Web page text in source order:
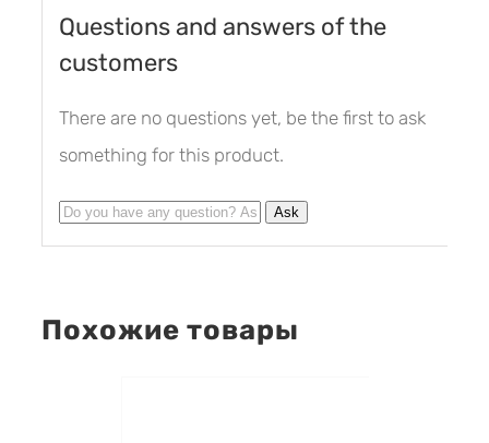
Questions and answers of the
customers
There are no questions yet, be the first to ask
something for this product.
Похожие товары